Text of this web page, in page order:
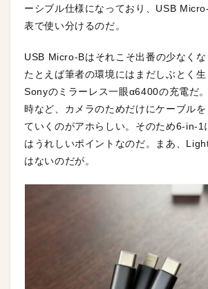
ーシブル仕様になっており、USB
表で使い分けるのだ。
USB Micro-Bはそれこそ出番の少なくな
たとえば筆者の環境にはまだしぶとく生
Sonyのミラーレス一眼α6400の充電だ
時など、カメラのためだけにケーブル
ていくのがアホらしい。そのため6-in-1
はうれしいポイントなのだ。まあ、
はないのだが。